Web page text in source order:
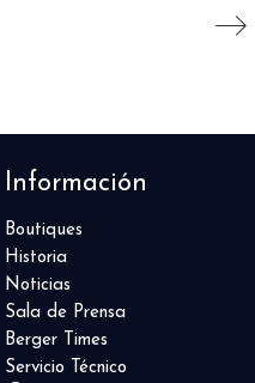
Información
Boutiques
Historia
Noticias
Sala de Prensa
Berger Times
Servicio Técnico